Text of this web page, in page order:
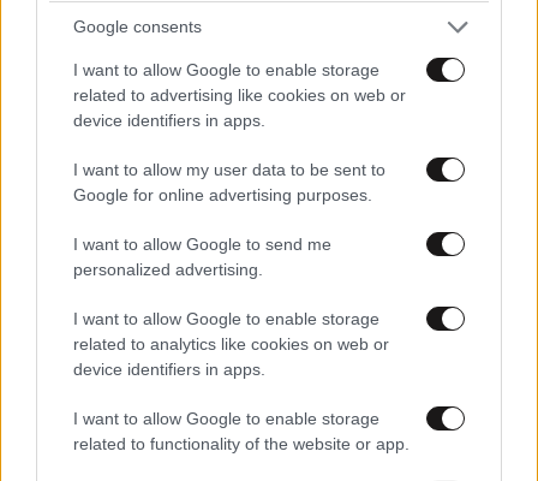
Google consents
I want to allow Google to enable storage
related to advertising like cookies on web or
device identifiers in apps.
I want to allow my user data to be sent to
Google for online advertising purposes.
I want to allow Google to send me
personalized advertising.
I want to allow Google to enable storage
related to analytics like cookies on web or
device identifiers in apps.
I want to allow Google to enable storage
related to functionality of the website or app.
05·08·2026 21:24
«Κάηκε το σπίτι μας στην Ελλάδα λίγο πριν
μετακομίσουμε»: Απαρηγόρητη η οικογένεια
από τη Βρετανία που είδε το όνειρο ζωής να